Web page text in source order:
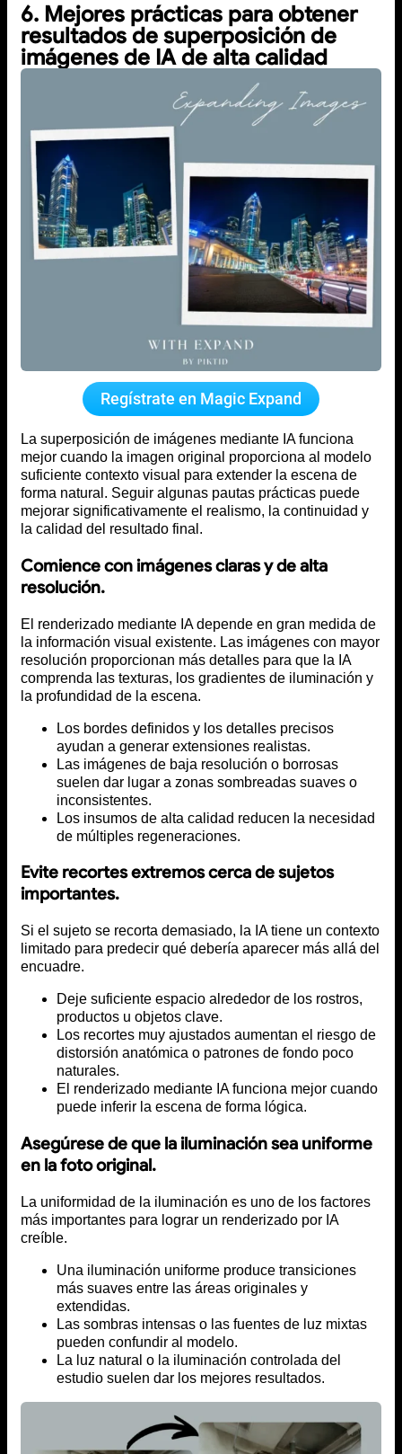
6. Mejores prácticas para obtener
resultados de superposición de
imágenes de IA de alta calidad
Regístrate en Magic Expand
La superposición de imágenes mediante IA funciona
mejor cuando la imagen original proporciona al modelo
suficiente contexto visual para extender la escena de
forma natural. Seguir algunas pautas prácticas puede
mejorar significativamente el realismo, la continuidad y
la calidad del resultado final.
Comience con imágenes claras y de alta
resolución.
El renderizado mediante IA depende en gran medida de
la información visual existente. Las imágenes con mayor
resolución proporcionan más detalles para que la IA
comprenda las texturas, los gradientes de iluminación y
la profundidad de la escena.
Los bordes definidos y los detalles precisos
ayudan a generar extensiones realistas.
Las imágenes de baja resolución o borrosas
suelen dar lugar a zonas sombreadas suaves o
inconsistentes.
Los insumos de alta calidad reducen la necesidad
de múltiples regeneraciones.
Evite recortes extremos cerca de sujetos
importantes.
Si el sujeto se recorta demasiado, la IA tiene un contexto
limitado para predecir qué debería aparecer más allá del
encuadre.
Deje suficiente espacio alrededor de los rostros,
productos u objetos clave.
Los recortes muy ajustados aumentan el riesgo de
distorsión anatómica o patrones de fondo poco
naturales.
El renderizado mediante IA funciona mejor cuando
puede inferir la escena de forma lógica.
Asegúrese de que la iluminación sea uniforme
en la foto original.
La uniformidad de la iluminación es uno de los factores
más importantes para lograr un renderizado por IA
creíble.
Una iluminación uniforme produce transiciones
más suaves entre las áreas originales y
extendidas.
Las sombras intensas o las fuentes de luz mixtas
pueden confundir al modelo.
La luz natural o la iluminación controlada del
estudio suelen dar los mejores resultados.